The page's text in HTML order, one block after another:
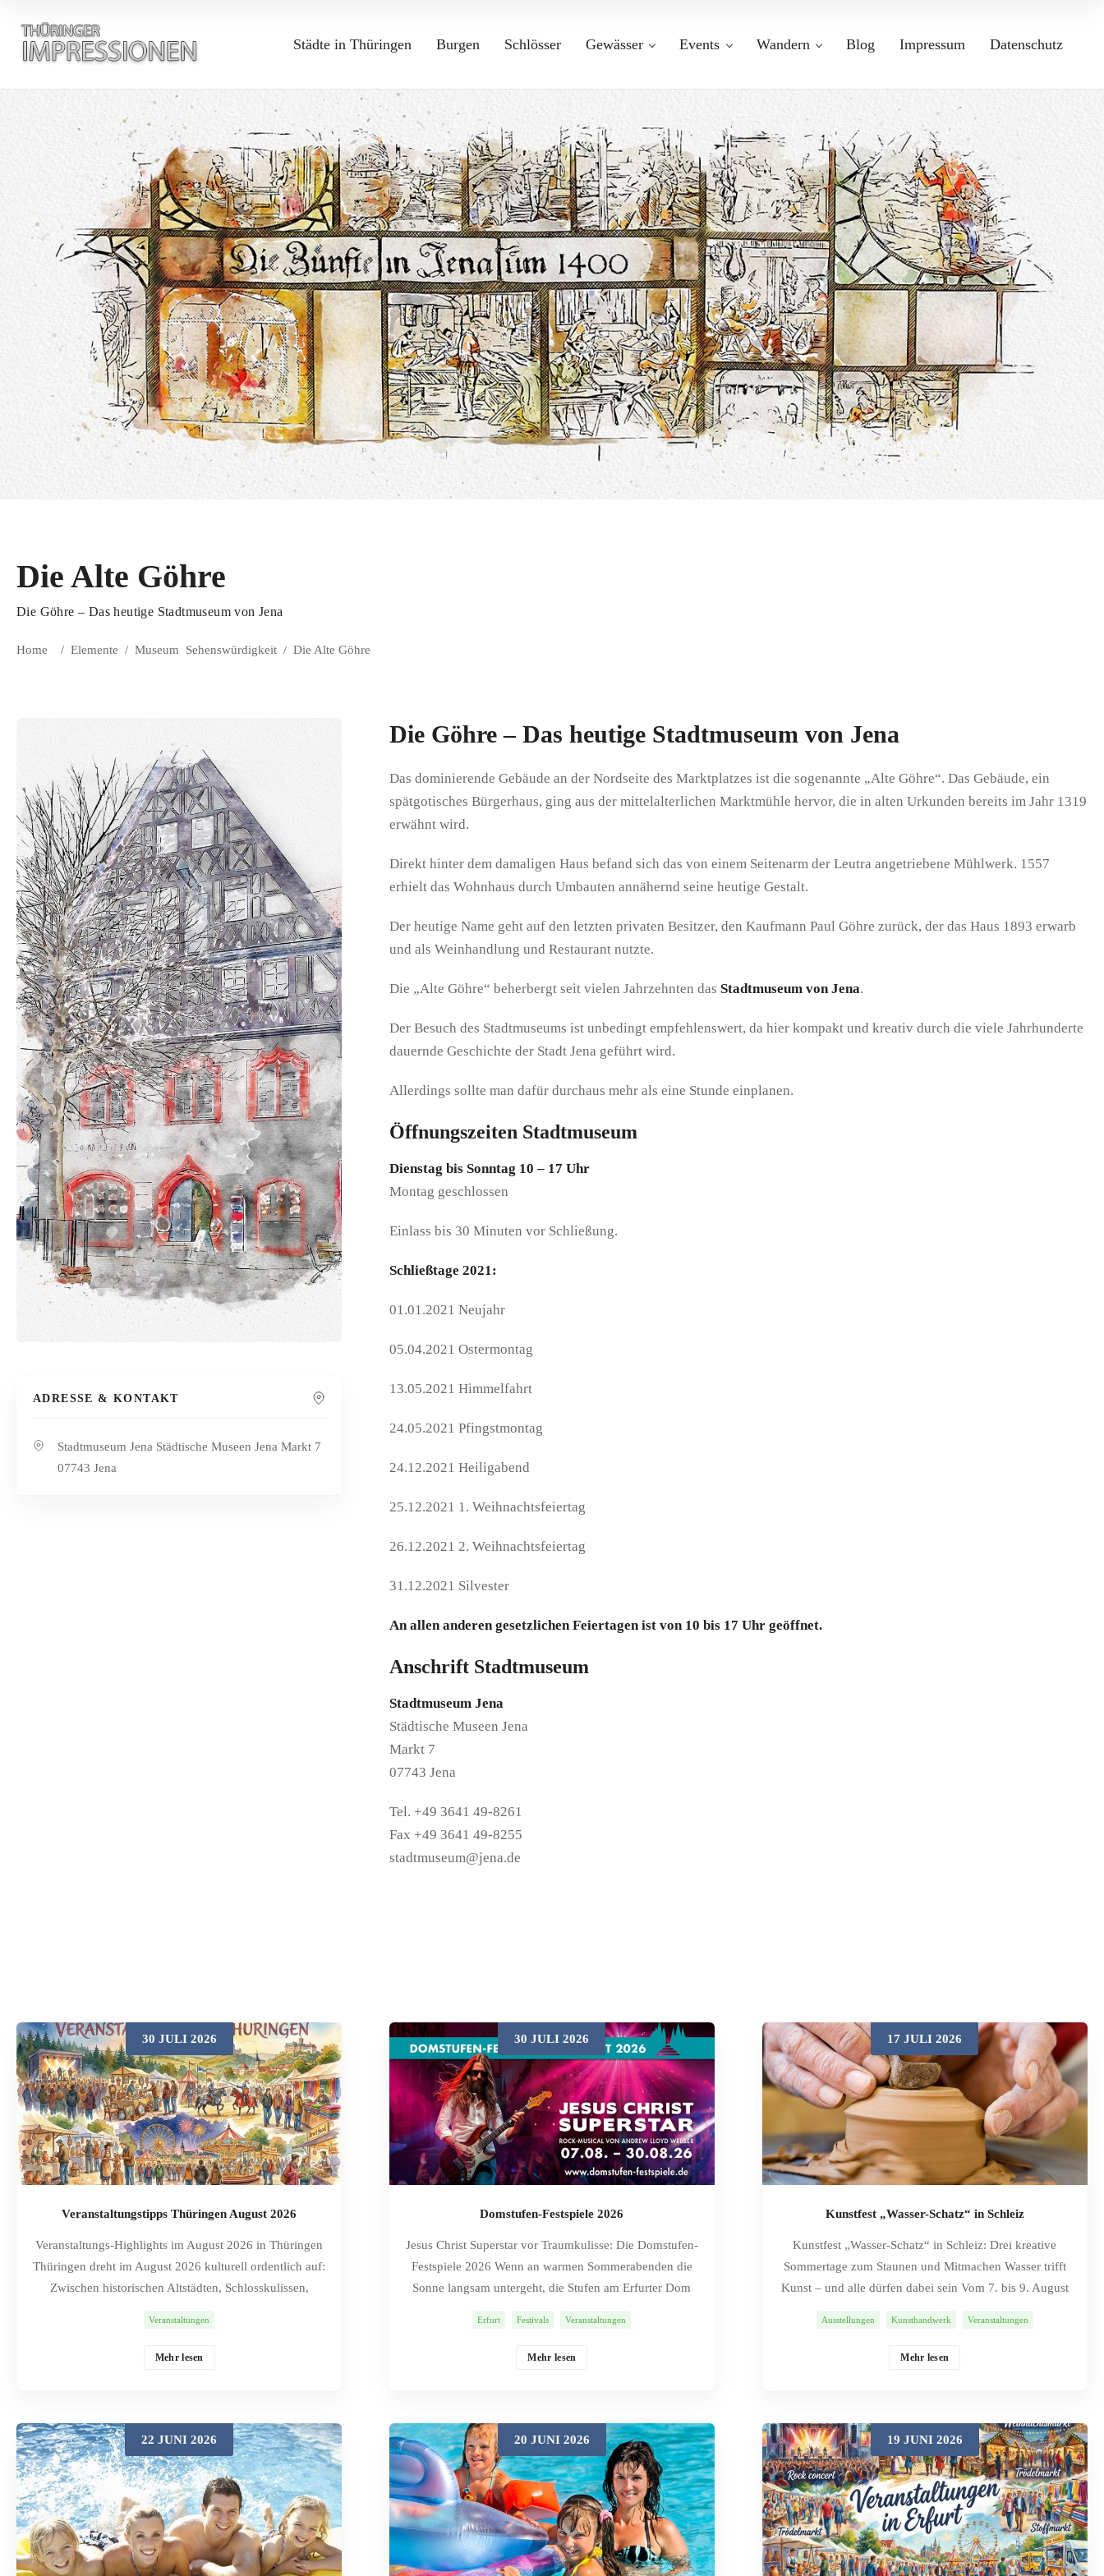
Städte in Thüringen Burgen Schlösser Gewässer Events Wandern Blog Impressum Datenschutz
Die Alte Göhre
Die Göhre – Das heutige Stadtmuseum von Jena
Home / Elemente / Museum Sehenswürdigkeit / Die Alte Göhre
ADRESSE & KONTAKT
Stadtmuseum Jena Städtische Museen Jena Markt 7
07743 Jena
Die Göhre – Das heutige Stadtmuseum von Jena
Das dominierende Gebäude an der Nordseite des Marktplatzes ist die sogenannte „Alte Göhre“. Das Gebäude, ein
spätgotisches Bürger­haus, ging aus der mittelalterlichen Marktmühle hervor, die in alten Urkunden bereits im Jahr 1319
erwähnt wird.
Direkt hinter dem damaligen Haus befand sich das von einem Seitenarm der Leutra angetrie­bene Mühlwerk. 1557
erhielt das Wohnhaus durch Umbauten annähernd seine heutige Gestalt.
Der heutige Name geht auf den letzten privaten Besitzer, den Kaufmann Paul Göhre zurück, der das Haus 1893 erwarb
und als Weinhandlung und Restaurant nutzte.
Die „Alte Göhre“ beherbergt seit vielen Jahrzehnten das Stadtmu­seum von Jena.
Der Besuch des Stadtmuseums ist unbedingt empfehlenswert, da hier kompakt und kreativ durch die viele Jahrhunderte
dauernde Geschichte der Stadt Jena geführt wird.
Allerdings sollte man dafür durchaus mehr als eine Stunde einplanen.
Öffnungszeiten Stadtmuseum
Dienstag bis Sonntag 10 – 17 Uhr
Montag geschlossen
Einlass bis 30 Minuten vor Schließung.
Schließtage 2021:
01.01.2021 Neujahr
05.04.2021 Ostermontag
13.05.2021 Himmelfahrt
24.05.2021 Pfingstmontag
24.12.2021 Heiligabend
25.12.2021 1. Weihnachtsfeiertag
26.12.2021 2. Weihnachtsfeiertag
31.12.2021 Silvester
An allen anderen gesetzlichen Feiertagen ist von 10 bis 17 Uhr geöffnet.
Anschrift Stadtmuseum
Stadtmuseum Jena
Städtische Museen Jena
Markt 7
07743 Jena
Tel. +49 3641 49-8261
Fax +49 3641 49-8255
stadtmuseum@jena.de
30 JULI 2026
Veranstaltungstipps Thüringen August 2026
Veranstaltungs-Highlights im August 2026 in Thüringen
Thüringen dreht im August 2026 kulturell ordentlich auf:
Zwischen historischen Altstädten, Schlosskulissen,
Stadtfesten bis zu großen Open-Air-Konzerten, kleinen
Marktbummler, Geschichtsinteressierte, Nachtschwärmer
und Menschen, die gern selbst kreativ werden. Trotz
bestätigter Planung können Veranstalter Details
kurzfristig ändern; vor der Anreise lohnt daher ein letzter
Blick auf die verlinkte Originalseite. Inhaltsverzeichnis:
Veranstaltungstipps für Thüringen August 2026 Ekhof-
Festival – Theater und Musik in historischem Ambiente
Veranstaltungen
Mehr lesen
30 JULI 2026
Domstufen-Festspiele 2026
Jesus Christ Superstar vor Traumkulisse: Die Domstufen-
Festspiele 2026 Wenn an warmen Sommerabenden die
Sonne langsam untergeht, die Stufen am Erfurter Dom
der beeindruckenden Kulisse von Mariendom und
Abend voller Gänsehaut-Momente, Stadtflair und
Urlaubsgefühl kaum vorbei. Sommernächte in Erfurt:
Mit „Jesus Christ Superstar“ 2026 steht ein echter
Klassiker auf dem Programm: die Rockoper „Jesus
Christ Superstar“ – und genau die macht die Domstufen-
Festspiele in diesem Jahr besonders spannend. Vom 7.
bis 30. August 2026 gehören die Abende auf dem
Erfurt Festivals Veranstaltungen
Mehr lesen
17 JULI 2026
Kunstfest „Wasser-Schatz“ in Schleiz
Kunstfest „Wasser-Schatz“ in Schleiz: Drei kreative
Sommertage zum Staunen und Mitmachen Wasser trifft
Kunst – und alle dürfen dabei sein Vom 7. bis 9. August
Kunsthandwerks, neugierige Einheimische und
Kunstwerkstatt von Ekaterina Peitz ihre Türen. Los geht
es am Freitag um 10:00 Uhr mit der Eröffnung der
Ausstellung. Das Programm: anschauen, ausprobieren,
eigene Schätze schaffen Beim „Wasser-Schatz“ bleibt
Kunst nicht hinter Glas – hier darf selbst gestaltet
werden. Am Freitag entstehen von 11:00 bis 13:00 Uhr
kunstvolle Postkarten zum Festthema. Danach geht es an
Ausstellungen Kunsthandwerk Veranstaltungen
Mehr lesen
22 JUNI 2026 20 JUNI 2026 19 JUNI 2026